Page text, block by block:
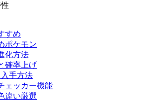
すめ
ポケモン
化方法
確率上げ
手方法
ェッカー機能
違い厳選